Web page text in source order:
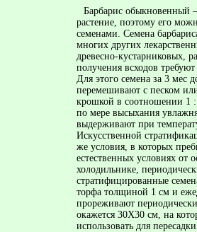
Барбарис обыкновенный
растение, поэтому его
семенами. Семена
многих других
древесно-кустарниковых,
получения всходов
Для этого семена за 3 мес
перемешивают с песком
крошкой в соотношении 1
по мере высыхания
выдерживают при
Искусственной
же условия, в которых
естественных условиях
холодильнике,
стратифицированные
торфа толщиной 1 см и
прореживают
окажется 30X30 см, на
использовать для